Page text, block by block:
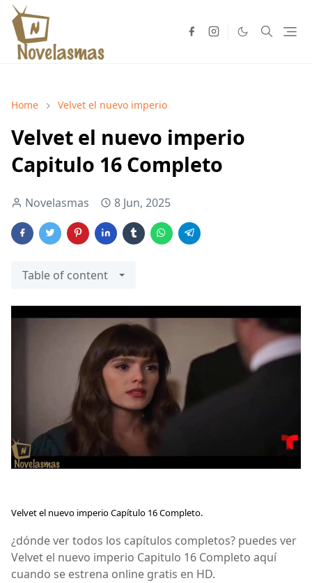
Home Velvet el nuevo imperio
Velvet el nuevo imperio
Capitulo 16 Completo
Novelasmas 8 Jun, 2025
Table of content
Velvet el nuevo imperio Capítulo 16 Completo.
¿dónde ver todos los capítulos completos? puedes ver
Velvet el nuevo imperio Capitulo 16 Completo aquí
cuando se estrena online gratis en HD.